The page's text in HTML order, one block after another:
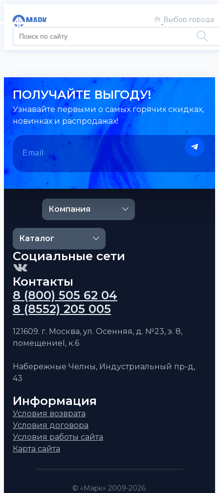
Выбор города
ПОЛУЧАЙТЕ ВЫГОДУ!
Узнавайте первыми о самых горячих скидках,
новинках и распродажах!
Компания
Каталог
Информация
Условия возврата
Условия договора
Условия работы сайта
Карта сайта
Контакты
8 (800) 505 62 04
8 (8552) 205 005
121609. г. Москва, ул. Осенняя, д. №23, э. 8,
помещениеI, к.6
Набережные Челны, Индустриальный пр-д,
43
Социальные сети
© «Марк» 2009-2026.